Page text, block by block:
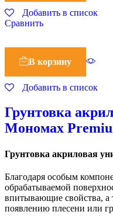
Добавить в список
Сравнить
В корзину
Добавить в список
Грунтовка
Мономах
Грунтовка акриловая
Благодаря особым
обрабатываемой
впитывающие свойства, а
появлению плесени или